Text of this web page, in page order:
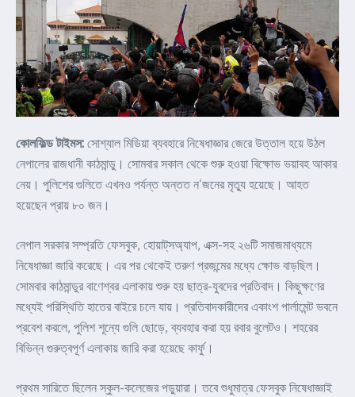
কোলফিল্ড টাইমস: সোশ্যাল মিডিয়া ব্যবহারে নিষেধাজ্ঞার জেরে উত্তাল হয়ে উঠল
নেপালের রাজধানী কাঠমান্ডু। সোমবার সকাল থেকে শুরু হওয়া বিক্ষোভ ভয়াবহ আকার
নেয়। পুলিশের গুলিতে এখনও পর্যন্ত অন্তত ন’জনের মৃত্যু হয়েছে। আহত
হয়েছেন প্রায় ৮০ জন।
নেপাল সরকার সম্প্রতি ফেসবুক, হোয়াট্‌সঅ্যাপ, এক্স-সহ ২৬টি সমাজমাধ্যমে
নিষেধাজ্ঞা জারি করেছে। এর পর থেকেই তরুণ প্রজন্মের মধ্যে ক্ষোভ বাড়ছিল।
সোমবার কাঠমান্ডুর বাণেশ্বর এলাকায় শুরু হয় ছাত্র-যুবদের প্রতিবাদ। কিছুক্ষণের
মধ্যেই পরিস্থিতি হাতের বাইরে চলে যায়। প্রতিবাদকারীদের একাংশ পার্লামেন্ট ভবনে
প্রবেশ করলে, পুলিশ শূন্যে গুলি ছোড়ে, ব্যবহার করা হয় রবার বুলেটও। শহরের
বিভিন্ন গুরুত্বপূর্ণ এলাকায় জারি করা হয়েছে কার্ফু।
প্রথম সারিতে ছিলেন স্কুল-কলেজের পড়ুয়ারা। তবে শুধুমাত্র ফেসবুক নিষেধাজ্ঞাই